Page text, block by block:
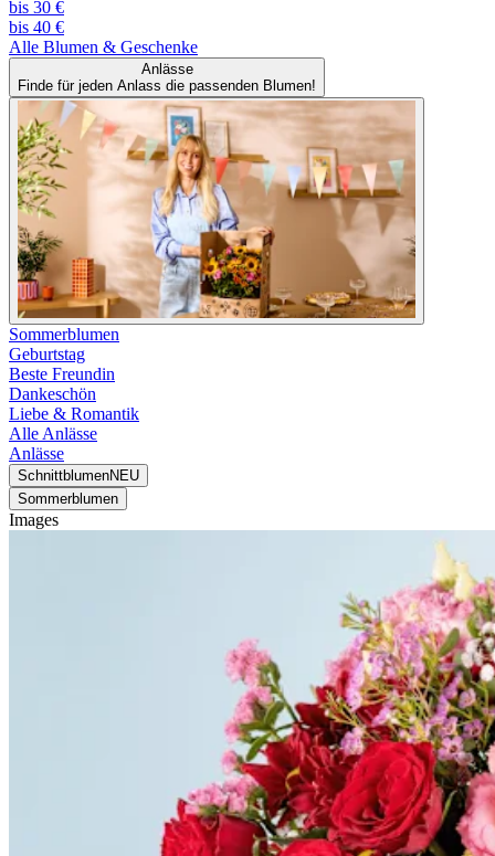
bis 30 €
bis 40 €
Alle Blumen & Geschenke
Anlässe
Finde für jeden Anlass die passenden Blumen!
Sommerblumen
Geburtstag
Beste Freundin
Dankeschön
Liebe & Romantik
Alle Anlässe
Anlässe
SchnittblumenNEU
Sommerblumen
Images